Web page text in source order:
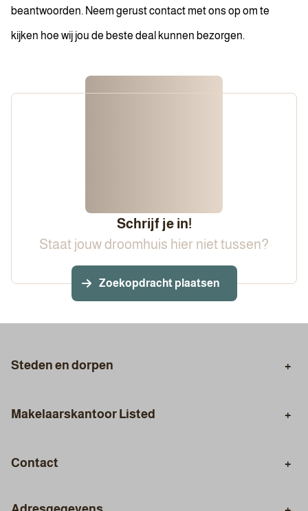
beantwoorden. Neem gerust contact met ons op om te
kijken hoe wij jou de beste deal kunnen bezorgen.
Schrijf je in!
Staat jouw droomhuis hier niet tussen?
Zoekopdracht plaatsen
Steden en dorpen
Makelaarskantoor Listed
Contact